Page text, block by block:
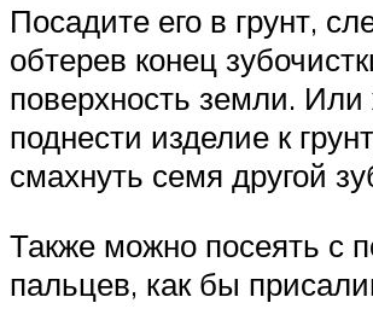
Посадите его в грунт,
обтерев конец
поверхность земли.
поднести изделие к
смахнуть семя другой
Также можно посеять с
пальцев, как бы